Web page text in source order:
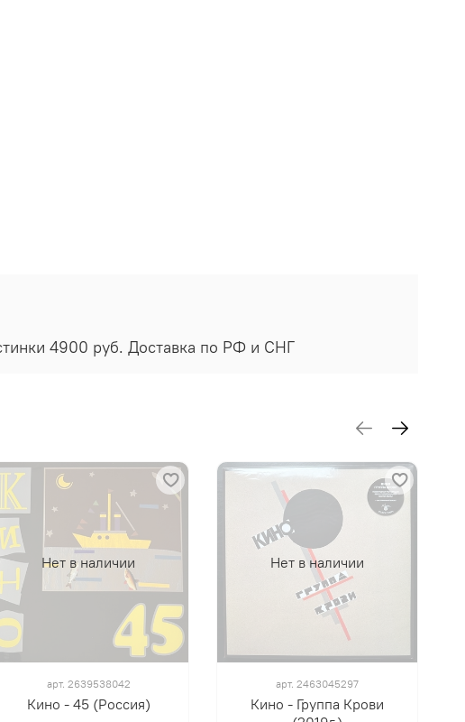
4900 руб. Доставка по РФ и СНГ
Нет в наличии
арт. 2639538042
Кино - 45 (Россия)
Нет в наличии
арт. 2463045297
Кино - Группа Крови